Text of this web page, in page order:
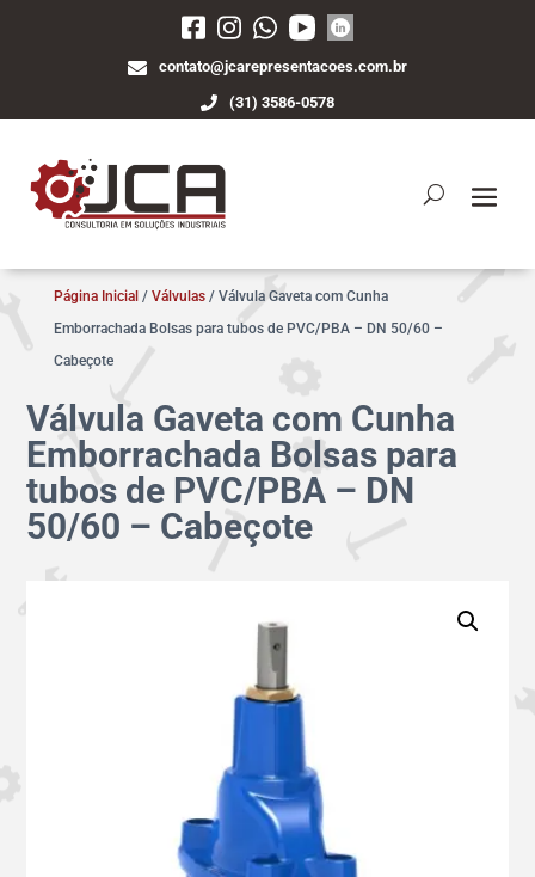
contato@jcarepresentacoes.com.br
(31) 3586-0578
Página Inicial / Válvulas/ Válvula Gaveta com Cunha
Emborrachada Bolsas para tubos de PVC/PBA – DN 50/60 –
Cabeçote
Válvula Gaveta com Cunha
Emborrachada Bolsas para
tubos de PVC/PBA – DN
50/60 – Cabeçote